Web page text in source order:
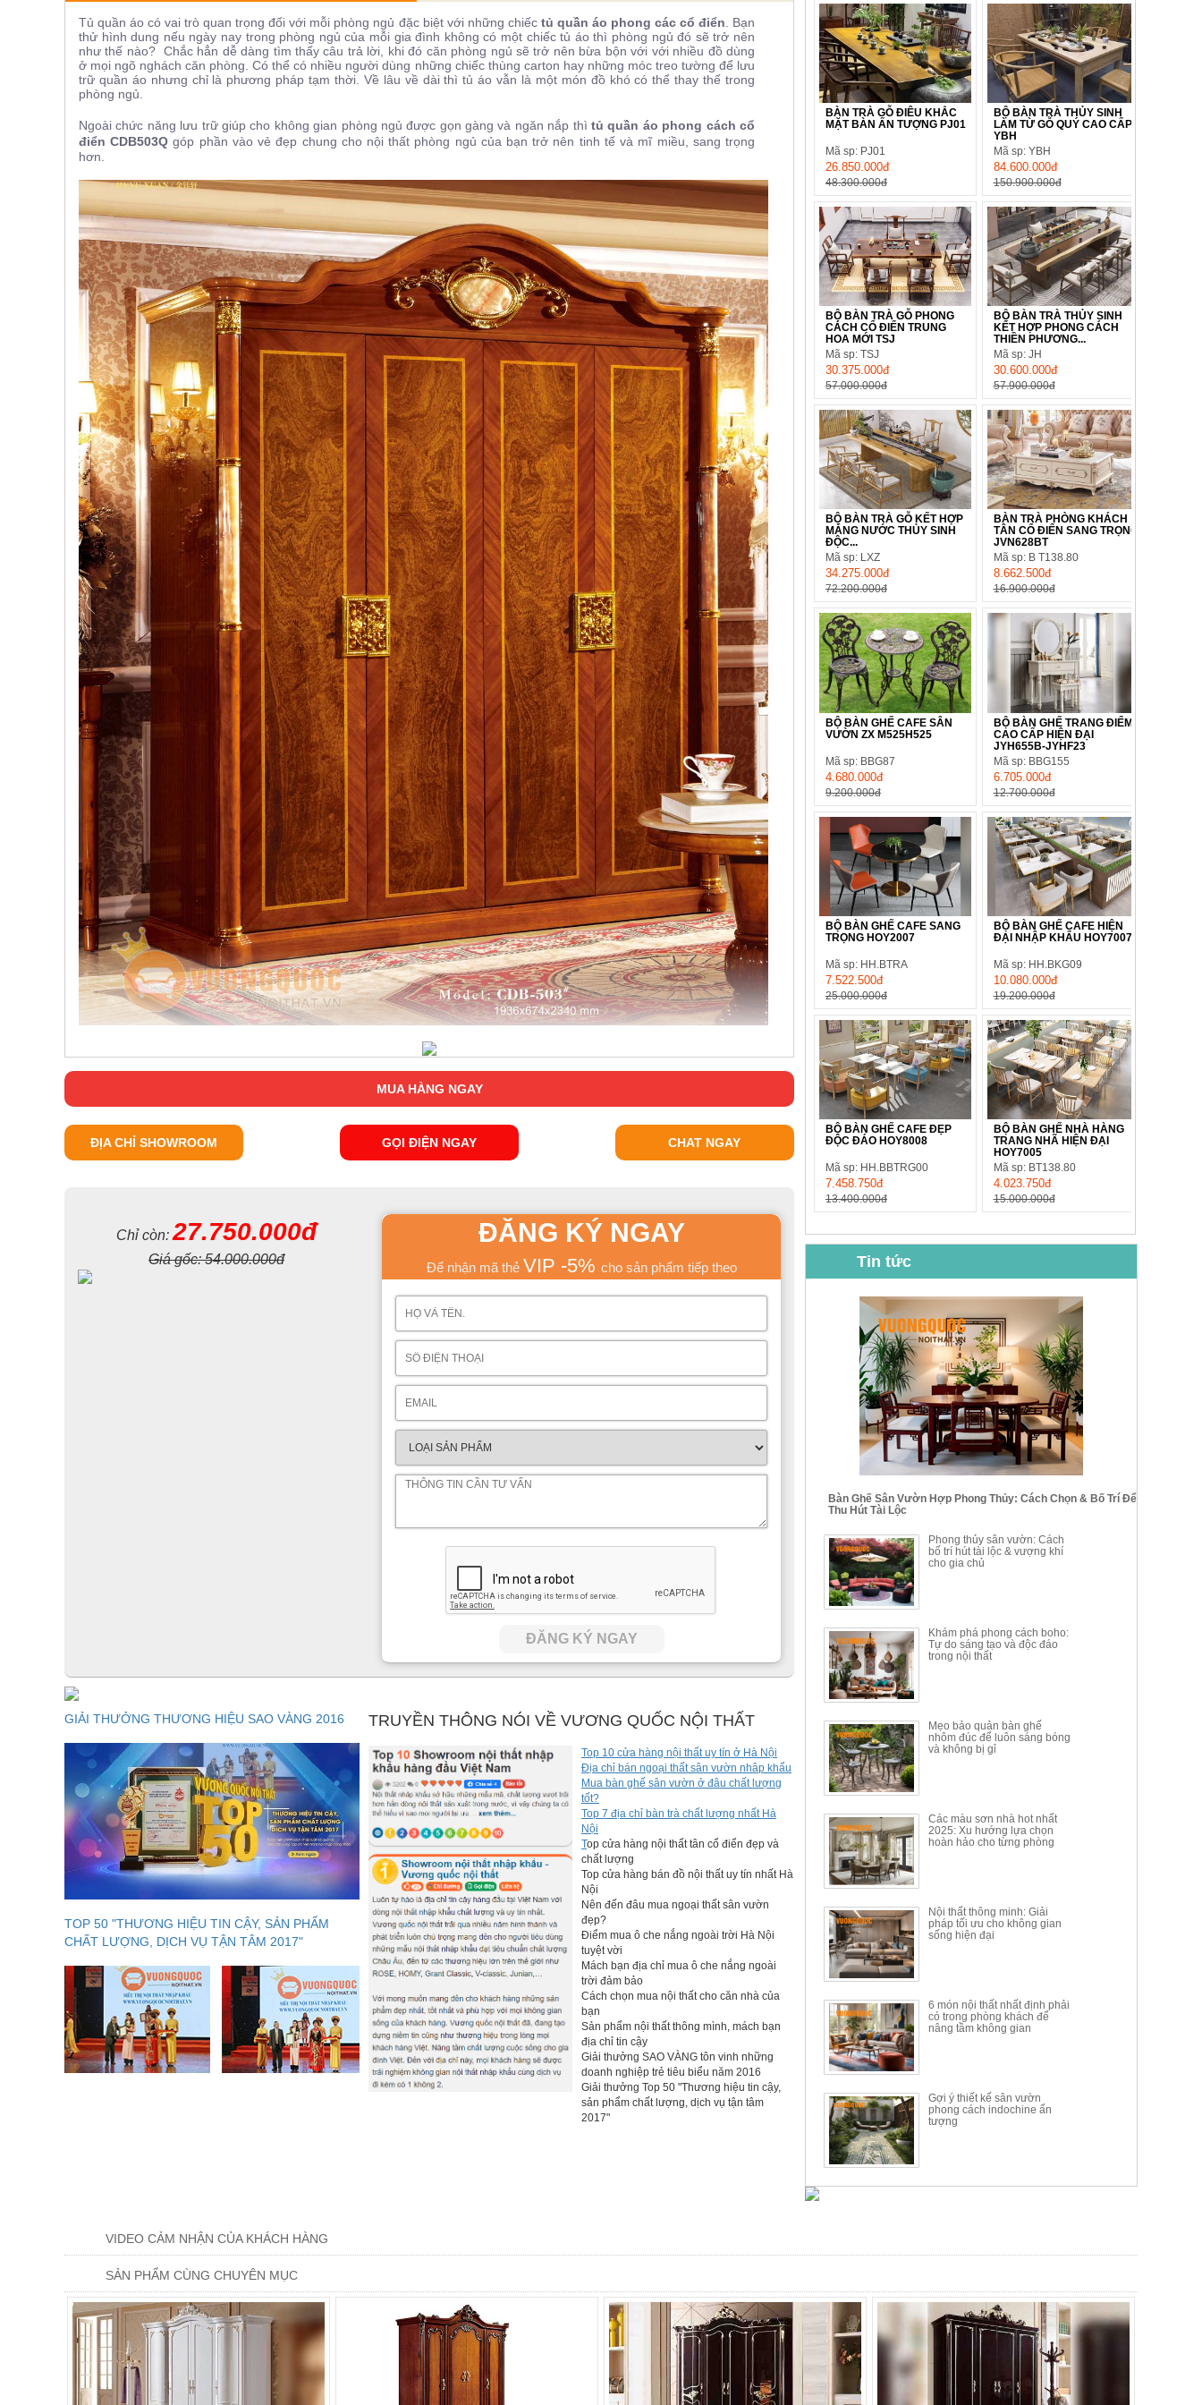
Tủ quần áo có vai trò quan trọng đối với mỗi phòng ngủ đặc biệt với những chiếc tủ quần áo phong các cổ điển . Bạn
thử hình dung nếu ngày nay trong phòng ngủ của mỗi gia đình không có một chiếc tủ áo thì phòng ngủ đó sẽ trở nên
như thế nào? Chắc hẳn dễ dàng tìm thấy câu trả lời, khi đó căn phòng ngủ sẽ trở nên bừa bộn với với nhiều đồ dùng
ở mọi ngõ nghách căn phòng. Có thể có nhiều người dùng những chiếc thùng carton hay những móc treo tường để lưu
trữ quần áo nhưng chỉ là phương pháp tạm thời. Về lâu về dài thì tủ áo vẫn là một món đồ khó có thể thay thế trong
phòng ngủ.
Ngoài chức năng lưu trữ giúp cho không gian phòng ngủ được gọn gàng và ngăn nắp thìtủ quần áo phong cách cổ
điển CDB503Q góp phần vào vẻ đẹp chung cho nội thất phòng ngủ của bạn trở nên tinh tế và mĩ miều, sang trọng
hơn.
MUA HÀNG NGAY
ĐỊA CHỈ SHOWROOM GỌI ĐIỆN NGAY CHAT NGAY
Chỉ còn:27.750.000đ
Giá gốc:54.000.000đ
ĐĂNG KÝ NGAY
Để nhận mã thẻ VIP -5% cho sản phẩm tiếp theo
ĐĂNG KÝ NGAY
GIẢI THƯỞNG THƯƠNG HIỆU SAO VÀNG 2016
TOP 50 "THƯƠNG HIỆU TIN CẬY, SẢN PHẨM
CHẤT LƯỢNG, DỊCH VỤ TẬN TÂM 2017"
TRUYỀN THÔNG NÓI VỀ VƯƠNG QUỐC NỘI THẤT
Top 10 cửa hàng nội thất uy tín ở Hà Nội
Địa chỉ bán ngoại thất sân vườn nhâp khẩu
Mua bàn ghế sân vườn ở đâu chất lượng
tốt?
Top 7 địa chỉ bàn trà chất lượng nhất Hà
Nội
Top cửa hàng nội thất tân cổ điển đẹp và
chất lượng
Top cửa hàng bán đồ nội thất uy tín nhất Hà
Nội
Nên đến đâu mua ngoại thất sân vườn
đẹp?
Điểm mua ô che nắng ngoài trời Hà Nội
tuyệt vời
Mách bạn địa chỉ mua ô che nắng ngoài
trời đảm bảo
Cách chọn mua nội thất cho căn nhà của
bạn
Sản phẩm nội thất thông mình, mách bạn
địa chỉ tin cậy
Giải thưởng SAO VÀNG tôn vinh những
doanh nghiệp trẻ tiêu biểu năm 2016
Giải thưởng Top 50 "Thương hiệu tin cậy,
sản phẩm chất lượng, dịch vụ tận tâm
2017"
BÀN TRÀ GỖ ĐIÊU KHẮC
MẶT BÀN ẤN TƯỢNG PJ01
Mã sp: PJ01
26.850.000đ
48.300.000đ
BỘ BÀN TRÀ THỦY SINH
LÀM TỪ GỖ QUÝ CAO CẤP
YBH
Mã sp: YBH
84.600.000đ
150.900.000đ
BỘ BÀN TRÀ GỖ PHONG
CÁCH CỔ ĐIỂN TRUNG
HOA MỚI TSJ
Mã sp: TSJ
30.375.000đ
57.000.000đ
BỘ BÀN TRÀ THỦY SINH
KẾT HỢP PHONG CÁCH
THIỀN PHƯƠNG...
Mã sp: JH
30.600.000đ
57.900.000đ
BỘ BÀN TRÀ GỖ KẾT HỢP
MÁNG NƯỚC THỦY SINH
ĐỘC...
Mã sp: LXZ
34.275.000đ
72.200.000đ
BÀN TRÀ PHÒNG KHÁCH
TÂN CỔ ĐIỂN SANG TRỌNG
JVN628BT
Mã sp: B T138.80
8.662.500đ
16.900.000đ
BỘ BÀN GHẾ CAFE SÂN
VƯỜN ZX M525H525
Mã sp: BBG87
4.680.000đ
9.200.000đ
BỘ BÀN GHẾ TRANG ĐIỂM
CAO CẤP HIỆN ĐẠI
JYH655B-JYHF23
Mã sp: BBG155
6.705.000đ
12.700.000đ
BỘ BÀN GHẾ CAFE SANG
TRỌNG HOY2007
Mã sp: HH.BTRA
7.522.500đ
25.000.000đ
BỘ BÀN GHẾ CAFE HIỆN
ĐẠI NHẬP KHẨU HOY7007
Mã sp: HH.BKG09
10.080.000đ
19.200.000đ
BỘ BÀN GHẾ CAFE ĐẸP
ĐỘC ĐÁO HOY8008
Mã sp: HH.BBTRG00
7.458.750đ
13.400.000đ
BỘ BÀN GHẾ NHÀ HÀNG
TRANG NHÃ HIỆN ĐẠI
HOY7005
Mã sp: BT138.80
4.023.750đ
15.000.000đ
BỘ BÀN GHẾ CAFE NHẬP
KHẨU CAO CẤP HOY7006
Mã sp: BT135
14.178.750đ
24.700.000đ
BỘ BÀN TRÀ GỖ TỰ NHIÊN
PHONG CÁCH TRUNG HOA
KIỂU MỚI...
Mã sp: BT138.80
20.250.000đ
39.150.000đ
BỘ BÀN TRÀ GỖ PHONG
CÁCH MỚI KẾT HỢP KHAY
NHÚNG TRÀ YDX
Mã sp: BT150.46
17.617.500đ
34.100.000đ
BỘ BÀN GHẾ CAFE KIỂU
DÁNG ĐƠN GIẢN HIỆN ĐẠI
HOY8010
BÀN GHẾ TRANG ĐIỂM
THÔNG MINH HIỆN ĐẠI
TÍCH HỢP SẠC...
Mã sp: HH.BTD08
6.510.000đ
BỘ BÀN ĂN ĐẢO MẶT ĐÁ
PHIẾN AK3699
Tin tức
Bàn Ghế Sân Vườn Hợp Phong Thủy: Cách Chọn & Bố Trí Để
Thu Hút Tài Lộc
Phong thủy sân vườn: Cách
bố trí hút tài lộc & vượng khí
cho gia chủ
Khám phá phong cách boho:
Tự do sáng tạo và độc đáo
trong nội thất
Mẹo bảo quản bàn ghế
nhôm đúc để luôn sáng bóng
và không bị gỉ
Các màu sơn nhà hot nhất
2025: Xu hướng lựa chọn
hoàn hảo cho từng phòng
Nội thất thông minh: Giải
pháp tối ưu cho không gian
sống hiện đại
6 món nội thất nhất định phải
có trong phòng khách để
nâng tầm không gian
Gợi ý thiết kế sân vườn
phong cách indochine ấn
tượng
VIDEO CẢM NHẬN CỦA KHÁCH HÀNG
SẢN PHẨM CÙNG CHUYÊN MỤC